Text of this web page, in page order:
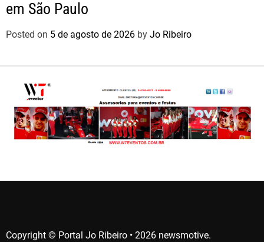
em São Paulo
Posted on 5 de agosto de 2026 by Jo Ribeiro
Copyright © Portal Jo Ribeiro • 2026 newsmotive.